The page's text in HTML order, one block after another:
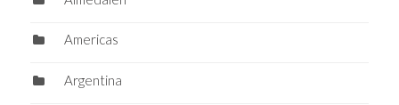
Americas
Argentina